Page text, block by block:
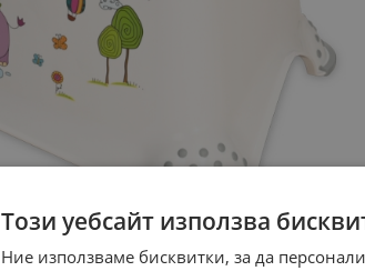
Този уебсайт използва
Ние използваме бисквитки, за да